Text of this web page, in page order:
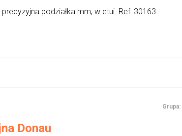
podziałka mm, w etui. Ref: 30163
Grupa:
Donau